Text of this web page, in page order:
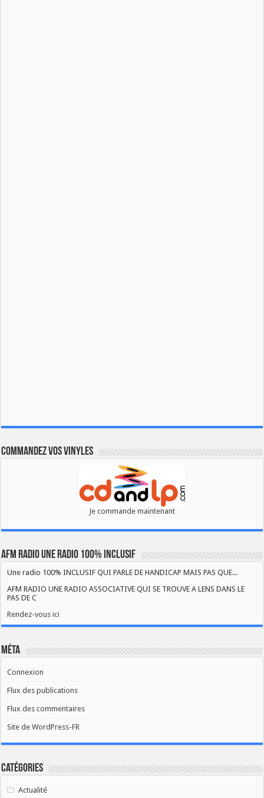
Commandez vos vinyles
Je commande maintenant
AFM RADIO UNE RADIO 100% INCLUSIF
Une radio 100% INCLUSIF QUI PARLE DE HANDICAP MAIS PAS QUE...
AFM RADIO UNE RADIO ASSOCIATIVE QUI SE TROUVE A LENS DANS LE
PAS DE C
Rendez-vous ici
Méta
Connexion
Flux des publications
Flux des commentaires
Site de WordPress-FR
Catégories
Actualité